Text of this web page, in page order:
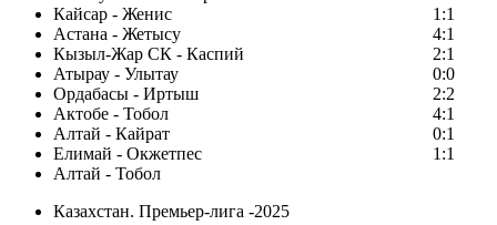
Кайсар - Женис
1:1
Астана - Жетысу
4:1
Кызыл-Жар СК - Каспий
2:1
Атырау - Улытау
0:0
Ордабасы - Иртыш
2:2
Актобе - Тобол
4:1
Алтай - Кайрат
0:1
Елимай - Окжетпес
1:1
Алтай - Тобол
Казахстан. Премьер-лига -2025